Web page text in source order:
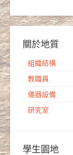
關於地質
組織結構
教職員
儀器設備
研究室
學生園地